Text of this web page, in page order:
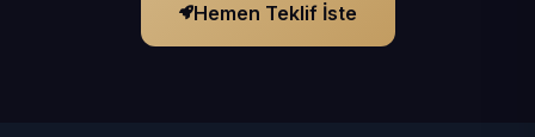
Hemen Teklif İste